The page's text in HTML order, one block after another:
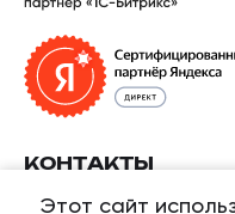
КОНТАКТЫ
Этот сайт